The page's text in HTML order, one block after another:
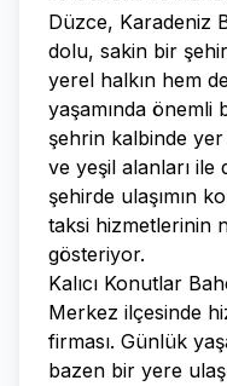
Düzce, Karadeniz
dolu, sakin bir
yerel halkın hem
yaşamında önemli
şehrin kalbinde
ve yeşil alanları
şehirde ulaşımın
taksi hizmetlerinin
gösteriyor.
Kalıcı Konutlar
Merkez ilçesinde
firması. Günlük
bazen bir yere